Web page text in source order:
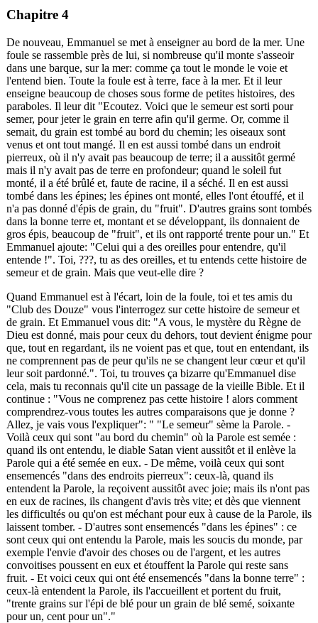
Chapitre 4
De nouveau, Emmanuel se met à enseigner au bord de la mer. Une
foule se rassemble près de lui, si nombreuse qu'il monte s'asseoir
dans une barque, sur la mer: comme ça tout le monde le voie et
l'entend bien. Toute la foule est à terre, face à la mer. Et il leur
enseigne beaucoup de choses sous forme de petites histoires, des
paraboles. Il leur dit "Ecoutez. Voici que le semeur est sorti pour
semer, pour jeter le grain en terre afin qu'il germe. Or, comme il
semait, du grain est tombé au bord du chemin; les oiseaux sont
venus et ont tout mangé. Il en est aussi tombé dans un endroit
pierreux, où il n'y avait pas beaucoup de terre; il a aussitôt germé
mais il n'y avait pas de terre en profondeur; quand le soleil fut
monté, il a été brûlé et, faute de racine, il a séché. Il en est aussi
tombé dans les épines; les épines ont monté, elles l'ont étouffé, et il
n'a pas donné d'épis de grain, du "fruit". D'autres grains sont tombés
dans la bonne terre et, montant et se développant, ils donnaient de
gros épis, beaucoup de "fruit", et ils ont rapporté trente pour un." Et
Emmanuel ajoute: "Celui qui a des oreilles pour entendre, qu'il
entende !". Toi, ???, tu as des oreilles, et tu entends cette histoire de
semeur et de grain. Mais que veut-elle dire ?
Quand Emmanuel est à l'écart, loin de la foule, toi et tes amis du
"Club des Douze" vous l'interrogez sur cette histoire de semeur et
de grain. Et Emmanuel vous dit: "A vous, le mystère du Règne de
Dieu est donné, mais pour ceux du dehors, tout devient énigme pour
que, tout en regardant, ils ne voient pas et que, tout en entendant, ils
ne comprennent pas de peur qu'ils ne se changent leur cœur et qu'il
leur soit pardonné.". Toi, tu trouves ça bizarre qu'Emmanuel dise
cela, mais tu reconnais qu'il cite un passage de la vieille Bible. Et il
continue : "Vous ne comprenez pas cette histoire ! alors comment
comprendrez-vous toutes les autres comparaisons que je donne ?
Allez, je vais vous l'expliquer": " "Le semeur" sème la Parole. -
Voilà ceux qui sont "au bord du chemin" où la Parole est semée :
quand ils ont entendu, le diable Satan vient aussitôt et il enlève la
Parole qui a été semée en eux. - De même, voilà ceux qui sont
ensemencés "dans des endroits pierreux": ceux-là, quand ils
entendent la Parole, la reçoivent aussitôt avec joie; mais ils n'ont pas
en eux de racines, ils changent d'avis très vite; et dès que viennent
les difficultés ou qu'on est méchant pour eux à cause de la Parole, ils
laissent tomber. - D'autres sont ensemencés "dans les épines" : ce
sont ceux qui ont entendu la Parole, mais les soucis du monde, par
exemple l'envie d'avoir des choses ou de l'argent, et les autres
convoitises poussent en eux et étouffent la Parole qui reste sans
fruit. - Et voici ceux qui ont été ensemencés "dans la bonne terre" :
ceux-là entendent la Parole, ils l'accueillent et portent du fruit,
"trente grains sur l'épi de blé pour un grain de blé semé, soixante
pour un, cent pour un"."